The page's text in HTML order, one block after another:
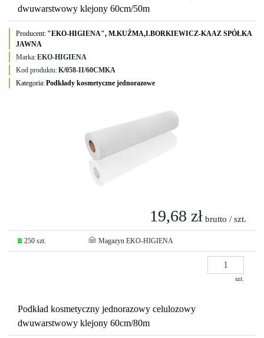
dwuwarstwowy klejony 60cm/50m
Producent: "EKO-HIGIENA", M.KUŹMA,I.BORKIEWICZ-KAAZ SPÓŁKA
JAWNA
Marka:EKO-HIGIENA
Kod produktu:K/058-II/60CMKA
Kategoria:Podkłady kosmetyczne jednorazowe
19,68 zł brutto / szt.
250 szt. Magazyn EKO-HIGIENA
szt.
Podkład kosmetyczny jednorazowy celulozowy
dwuwarstwowy klejony 60cm/80m